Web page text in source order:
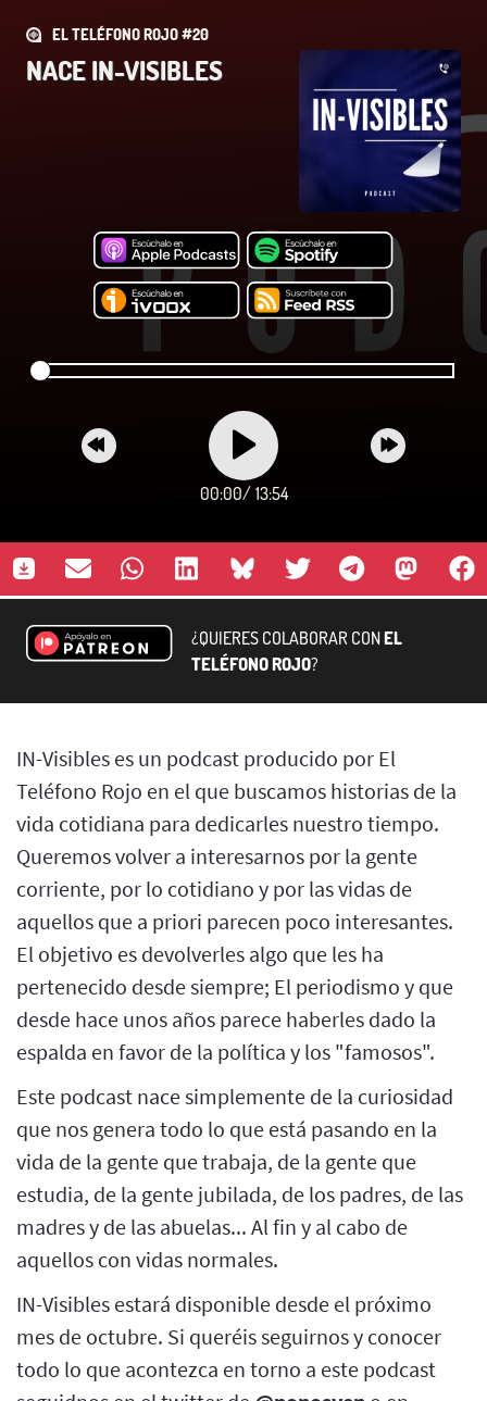
EL TELÉFONO ROJO #20
NACE IN-VISIBLES
00:00/ 13:54
¿QUIERES COLABORAR CONEL
TELÉFONO ROJO?
IN-Visibles es un podcast producido por El
Teléfono Rojo en el que buscamos historias de la
vida cotidiana para dedicarles nuestro tiempo.
Queremos volver a interesarnos por la gente
corriente, por lo cotidiano y por las vidas de
aquellos que a priori parecen poco interesantes.
El objetivo es devolverles algo que les ha
pertenecido desde siempre; El periodismo y que
desde hace unos años parece haberles dado la
espalda en favor de la política y los "famosos".
Este podcast nace simplemente de la curiosidad
que nos genera todo lo que está pasando en la
vida de la gente que trabaja, de la gente que
estudia, de la gente jubilada, de los padres, de las
madres y de las abuelas... Al fin y al cabo de
aquellos con vidas normales.
IN-Visibles estará disponible desde el próximo
mes de octubre. Si queréis seguirnos y conocer
todo lo que acontezca en torno a este podcast